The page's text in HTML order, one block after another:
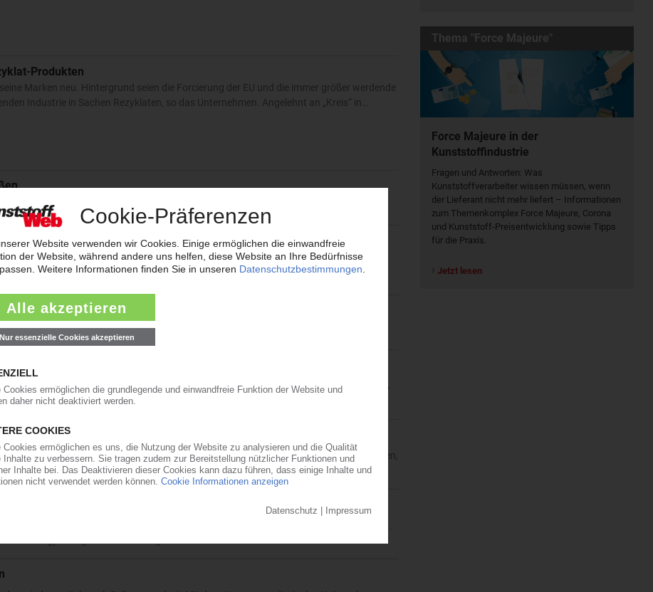
Produkten
Marken neu. Hintergrund seien die Forcierung der EU und die immer größer werdende
Industrie in Sachen Rezyklaten, so das Unternehmen. Angelehnt an „Kreis“ in…
den USA vertretene Polykemi AB, Ystad, über…
Minderheitsbeteiligung an dem malaysischen Mitbewerber Unicolour Polymer
erhöht werden, teilt Vamp Tech mit.…26.04.2018
Markenprodukte von Toray in ganz Europa. Das…
Toray
Portfolio von Toray. Dazu gehören opake und transparente Typen von ABS, ASA
werden die…14.12.2016
jeweils eine neue Spritzgießmaschine angeschafft. Damit betreibt das Unternehmen,
Maschinen. New Albea…16.08.2016
2015 zwar wie erwartet an, blieb insgesamt jedoch leicht unter den Erwartungen.
Lieferengpässe gab es nicht. Einige…
Thema "Force Majeure"
Force Majeure in der
Kunststoffindustrie
Fragen und Antworten: Was
Kunst­stoff­verarbeiter wissen müssen, wenn
der Lieferant nicht mehr liefert – Informationen
zum Themenkomplex Force Majeure, Corona
und Kunststoff-Preisentwicklung sowie Tipps
für die Praxis.
Jetzt lesen